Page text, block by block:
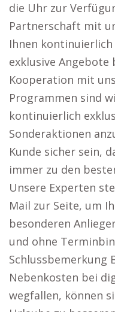
die Uhr zur
Partnerschaft mit
Ihnen
exklusive Angebote
Kooperation mit
Programmen sind
kontinuierlich
Sonderaktionen
Kunde sicher sein,
immer zu den
Unsere Experten
Mail zur Seite, um
besonderen
und ohne
Schlussbemerkung
Nebenkosten bei
wegfallen, können